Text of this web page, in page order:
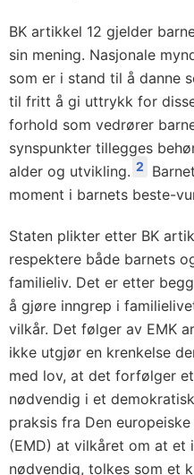
BK artikkel 12 gjelder
sin mening. Nasjonale
som er i stand til å danne
til fritt å gi uttrykk for
forhold som vedrører
synspunkter tillegges
alder og utvikling. 2
moment i barnets beste-
Staten plikter etter BK
respektere både barnets
familieliv. Det er etter
å gjøre inngrep i
vilkår. Det følger av EMK
ikke utgjør en krenkelse
med lov, at det forfølger
nødvendig i et
praksis fra Den
(EMD) at vilkåret om at et
nødvendig, tolkes som et